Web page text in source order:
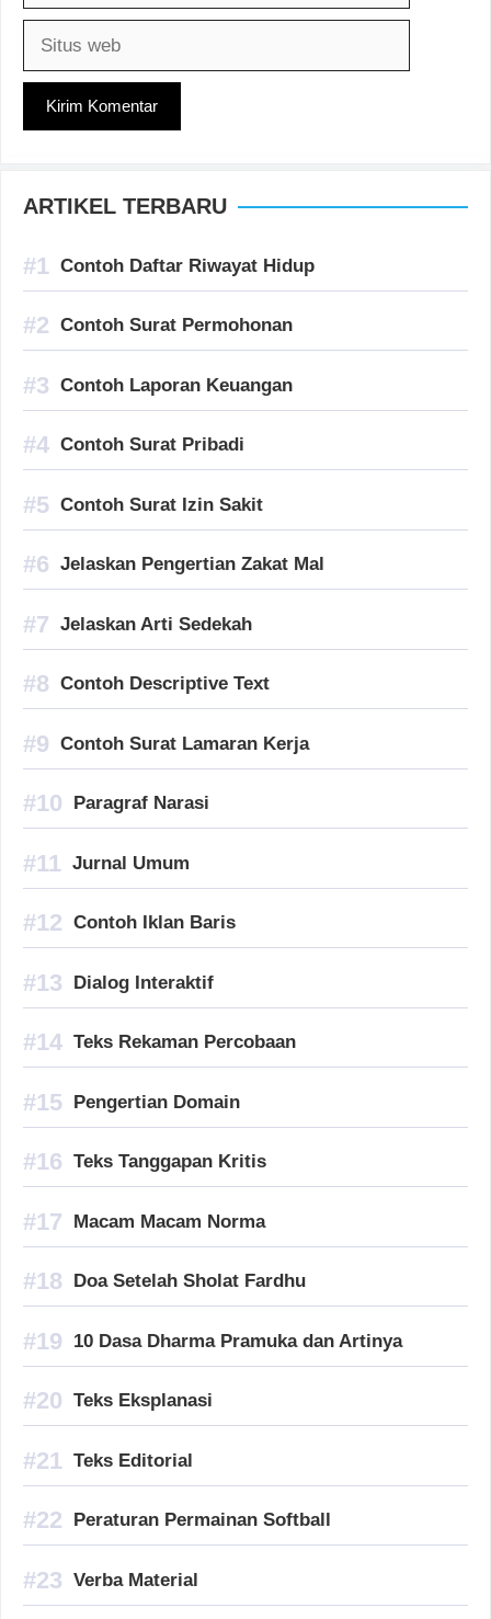
ARTIKEL TERBARU
Contoh Daftar Riwayat Hidup
Contoh Surat Permohonan
Contoh Laporan Keuangan
Contoh Surat Pribadi
Contoh Surat Izin Sakit
Jelaskan Pengertian Zakat Mal
Jelaskan Arti Sedekah
Contoh Descriptive Text
Contoh Surat Lamaran Kerja
Paragraf Narasi
Jurnal Umum
Contoh Iklan Baris
Dialog Interaktif
Teks Rekaman Percobaan
Pengertian Domain
Teks Tanggapan Kritis
Macam Macam Norma
Doa Setelah Sholat Fardhu
10 Dasa Dharma Pramuka dan Artinya
Teks Eksplanasi
Teks Editorial
Peraturan Permainan Softball
Verba Material